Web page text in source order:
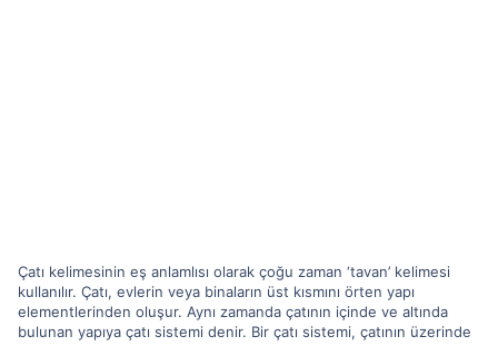
Çatı kelimesinin eş anlamlısı olarak çoğu zaman ‘tavan’ kelimesi
kullanılır. Çatı, evlerin veya binaların üst kısmını örten yapı
elementlerinden oluşur. Aynı zamanda çatının içinde ve altında
bulunan yapıya çatı sistemi denir. Bir çatı sistemi, çatının üzerinde